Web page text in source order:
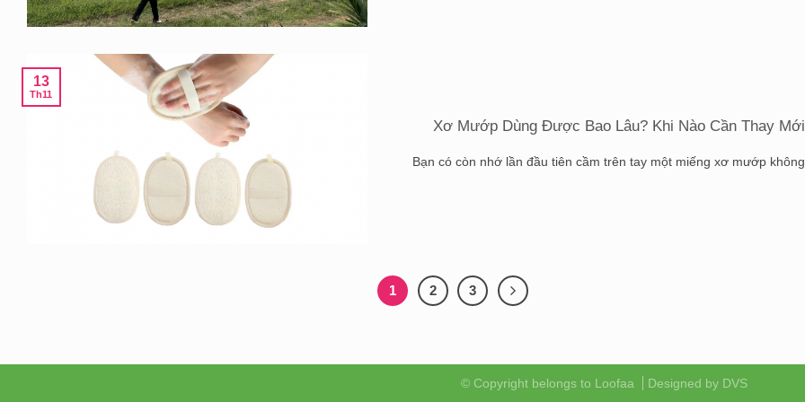
Xơ Mướp Dùng Được Bao Lâu? Khi Nào Cần Thay
Bạn có còn nhớ lần đầu tiên cầm trên tay một miếng xơ mướp
13
Th11
1 2 3
© Copyright belongs to Loofaa Designed by DVS